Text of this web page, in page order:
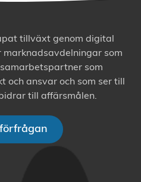
tillväxt genom digital
marknadsavdelningar som
som
och ansvar och som ser till
till affärsmålen.